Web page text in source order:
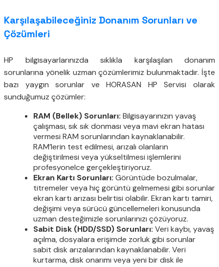
Karşılaşabileceğiniz Donanım Sorunları ve
Çözümleri
HP bilgisayarlarınızda sıklıkla karşılaşılan donanım
sorunlarına yönelik uzman çözümlerimiz bulunmaktadır. İşte
bazı yaygın sorunlar ve HORASAN HP Servisi olarak
sunduğumuz çözümler:
RAM (Bellek) Sorunları: Bilgisayarınızın yavaş
çalışması, sık sık donması veya mavi ekran hatası
vermesi RAM sorunlarından kaynaklanabilir.
RAM’lerin test edilmesi, arızalı olanların
değiştirilmesi veya yükseltilmesi işlemlerini
profesyonelce gerçekleştiriyoruz.
Ekran Kartı Sorunları: Görüntüde bozulmalar,
titremeler veya hiç görüntü gelmemesi gibi sorunlar
ekran kartı arızası belirtisi olabilir. Ekran kartı tamiri,
değişimi veya sürücü güncellemeleri konusunda
uzman desteğimizle sorunlarınızı çözüyoruz.
Sabit Disk (HDD/SSD) Sorunları: Veri kaybı, yavaş
açılma, dosyalara erişimde zorluk gibi sorunlar
sabit disk arızalarından kaynaklanabilir. Veri
kurtarma, disk onarımı veya yeni bir disk ile